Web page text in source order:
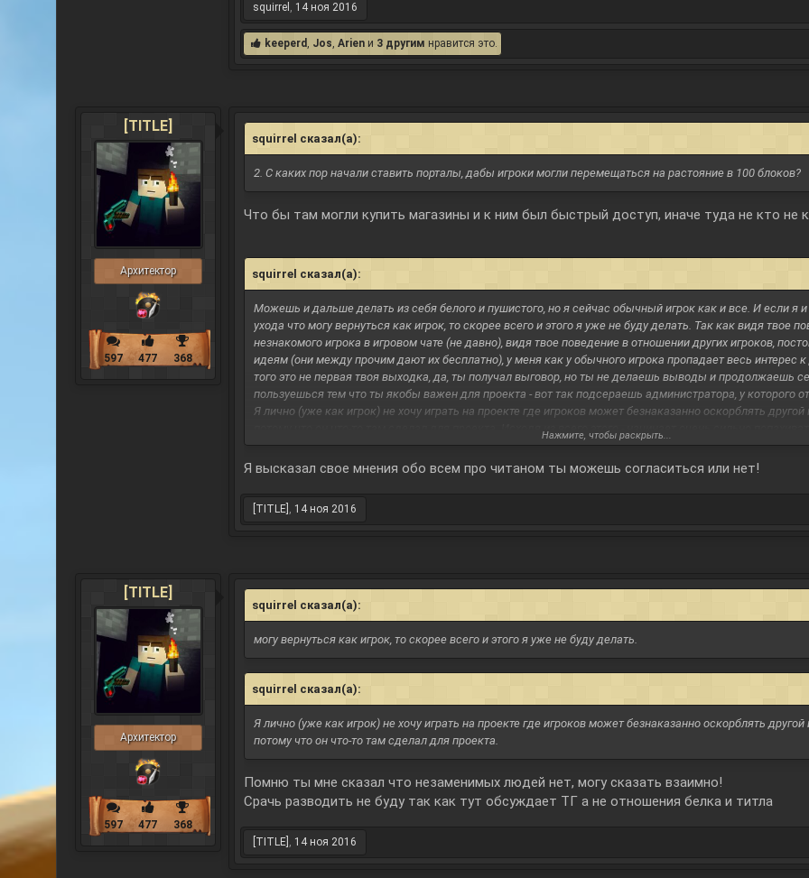
squirrel , 14 ноя 2016
keeperd , Jos, Arien и 3 другим нравится это.
[TITLE]
Архитектор
597 477 368
squirrel сказал(а):
2. С каких пор начали ставить порталы, дабы игроки могли перемещаться на растояние в 100 блоков?
Что бы там могли купить магазины и к ним был быстрый доступ, иначе туда не кто не
squirrel сказал(а):
Можешь и дальше делать из себя белого и пушистого, но я сейчас обычный игрок как и все. И если я
ухода что могу вернуться как игрок, то скорее всего и этого я уже не буду делать. Так как видя твое
незнакомого игрока в игровом чате (не давно), видя твое поведение в отношении других игроков,
идеям (они между прочим дают их бесплатно), у меня как у обычного игрока пропадает весь интерес
того это не первая твоя выходка, да, ты получал выговор, но ты не делаешь выводы и продолжаешь
пользуешься тем что ты якобы важен для проекта - вот так подсераешь администратора, у которого
Я лично (уже как игрок) не хочу играть на проекте где игроков может безнаказанно оскорблять
потому что он что-то там сделал для проекта. Исходя из всего этого - начинает очень сильно
игроками, учитывая что мы активно боролись с поводами так думать.
Нажмите, чтобы раскрыть...
Я высказал свое мнения обо всем про читаном ты можешь согласиться или нет!
[TITLE] , 14 ноя 2016
[TITLE]
Архитектор
597 477 368
squirrel сказал(а):
могу вернуться как игрок, то скорее всего и этого я уже не буду делать.
squirrel сказал(а):
Я лично (уже как игрок) не хочу играть на проекте где игроков может безнаказанно оскорблять
потому что он что-то там сделал для проекта.
Помню ты мне сказал что незаменимых людей нет, могу сказать взаимно!
Срачь разводить не буду так как тут обсуждает ТГ а не отношения белка и титла
[TITLE] , 14 ноя 2016